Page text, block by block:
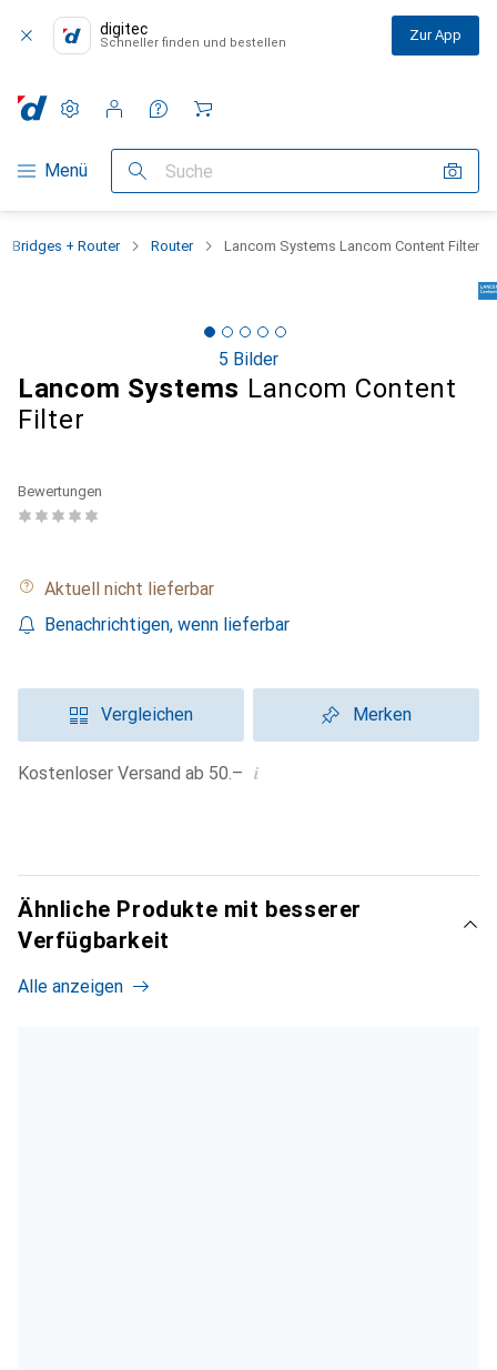
digitec
Schneller finden und bestellen Zur App
Navigation nach Kategorien
Menü Suche
Einstellungen
Kundenkonto
Vergleichslisten
Merklisten
Warenkorb
Bridges + Router Router Lancom Systems Lancom Content Filter
5 Bilder
Lancom Systems Lancom Content
Filter
Bewertungen
Aktuell nicht lieferbar
Benachrichtigen, wenn lieferbar
Vergleichen Merken
Kostenloser Versand ab 50.– i
Ähnliche Produkte mit besserer
Verfügbarkeit
Alle anzeigen